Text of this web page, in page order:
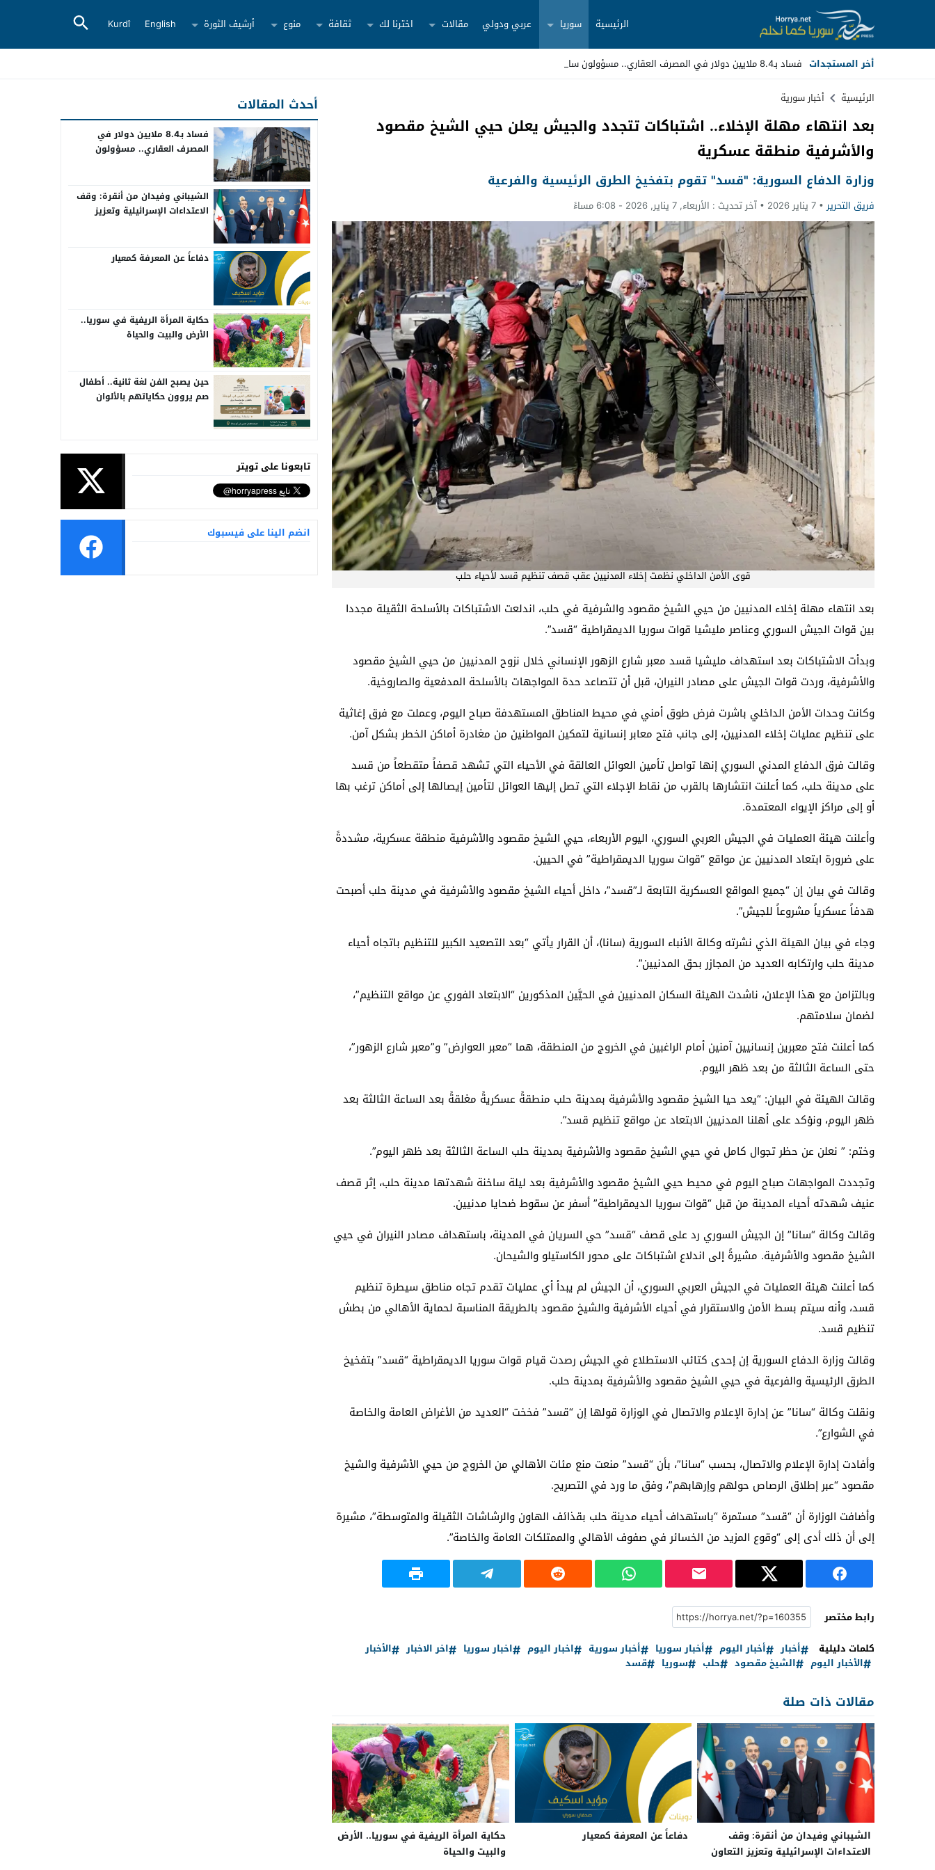
الرئيسية سوريا عربي ودولي مقالات اخترنا لك ثقافة منوع أرشيف الثورة English
Kurdî
أخر المستجدات فساد بـ8.4 ملايين دولار في المصرف العقاري.. مسؤولون سابقون أمام _
Stop
Previous
Next
الرئيسية أخبار سورية
بعد انتهاء مهلة الإخلاء.. اشتباكات تتجدد والجيش يعلن حيي الشيخ مقصود
والأشرفية منطقة عسكرية
وزارة الدفاع السورية: "قسد" تقوم بتفخيخ الطرق الرئيسية والفرعية
فريق التحرير 7 يناير 2026 آخر تحديث : الأربعاء, 7 يناير, 2026 - 6:08 مساءً
قوى الأمن الداخلي نظمت إخلاء المدنيين عقب قصف تنظيم قسد لأحياء حلب
بعد انتهاء مهلة إخلاء المدنيين من حيي الشيخ مقصود والشرفية في حلب، اندلعت الاشتباكات بالأسلحة الثقيلة مجددا
بين قوات الجيش السوري وعناصر مليشيا قوات سوريا الديمقراطية “قسد”.
وبدأت الاشتباكات بعد استهداف مليشيا قسد معبر شارع الزهور الإنساني خلال نزوح المدنيين من حيي الشيخ مقصود
والأشرفية، وردت قوات الجيش على مصادر النيران، قبل أن تتصاعد حدة المواجهات بالأسلحة المدفعية والصاروخية.
وكانت وحدات الأمن الداخلي باشرت فرض طوق أمني في محيط المناطق المستهدفة صباح اليوم، وعملت مع فرق إغاثية
على تنظيم عمليات إخلاء المدنيين، إلى جانب فتح معابر إنسانية لتمكين المواطنين من مغادرة أماكن الخطر بشكل آمن.
وقالت فرق الدفاع المدني السوري إنها تواصل تأمين العوائل العالقة في الأحياء التي تشهد قصفاً متقطعاً من قسد
على مدينة حلب، كما أعلنت انتشارها بالقرب من نقاط الإجلاء التي تصل إليها العوائل لتأمين إيصالها إلى أماكن ترغب بها
أو إلى مراكز الإيواء المعتمدة.
وأعلنت هيئة العمليات في الجيش العربي السوري، اليوم الأربعاء، حيي الشيخ مقصود والأشرفية منطقة عسكرية، مشددةً
على ضرورة ابتعاد المدنيين عن مواقع “قوات سوريا الديمقراطية” في الحيين.
وقالت في بيان إن “جميع المواقع العسكرية التابعة لـ”قسد”، داخل أحياء الشيخ مقصود والأشرفية في مدينة حلب أصبحت
هدفاً عسكرياً مشروعاً للجيش”.
وجاء في بيان الهيئة الذي نشرته وكالة الأنباء السورية (سانا)، أن القرار يأتي “بعد التصعيد الكبير للتنظيم باتجاه أحياء
مدينة حلب وارتكابه العديد من المجازر بحق المدنيين”.
وبالتزامن مع هذا الإعلان، ناشدت الهيئة السكان المدنيين في الحيَّين المذكورين “الابتعاد الفوري عن مواقع التنظيم”،
لضمان سلامتهم.
كما أعلنت فتح معبرين إنسانيين آمنين أمام الراغبين في الخروج من المنطقة، هما “معبر العوارض” و”معبر شارع الزهور”،
حتى الساعة الثالثة من بعد ظهر اليوم.
وقالت الهيئة في البيان: “يعد حيا الشيخ مقصود والأشرفية بمدينة حلب منطقةً عسكريةً مغلقةً بعد الساعة الثالثة بعد
ظهر اليوم، ونؤكد على أهلنا المدنيين الابتعاد عن مواقع تنظيم قسد”.
وختم: ” نعلن عن حظر تجوال كامل في حيي الشيخ مقصود والأشرفية بمدينة حلب الساعة الثالثة بعد ظهر اليوم”.
وتجددت المواجهات صباح اليوم في محيط حيي الشيخ مقصود والأشرفية بعد ليلة ساخنة شهدتها مدينة حلب، إثر قصف
عنيف شهدته أحياء المدينة من قبل “قوات سوريا الديمقراطية” أسفر عن سقوط ضحايا مدنيين.
وقالت وكالة “سانا” إن الجيش السوري رد على قصف “قسد” حي السريان في المدينة، باستهداف مصادر النيران في حيي
الشيخ مقصود والأشرفية. مشيرةً إلى اندلاع اشتباكات على محور الكاستيلو والشيحان.
كما أعلنت هيئة العمليات في الجيش العربي السوري، أن الجيش لم يبدأ أي عمليات تقدم تجاه مناطق سيطرة تنظيم
قسد، وأنه سيتم بسط الأمن والاستقرار في أحياء الأشرفية والشيخ مقصود بالطريقة المناسبة لحماية الأهالي من بطش
تنظيم قسد.
وقالت وزارة الدفاع السورية إن إحدى كتائب الاستطلاع في الجيش رصدت قيام قوات سوريا الديمقراطية “قسد” بتفخيخ
الطرق الرئيسية والفرعية في حيي الشيخ مقصود والأشرفية بمدينة حلب.
ونقلت وكالة “سانا” عن إدارة الإعلام والاتصال في الوزارة قولها إن “قسد” فخخت “العديد من الأغراض العامة والخاصة
في الشوارع”.
وأفادت إدارة الإعلام والاتصال، بحسب “سانا”، بأن “قسد” منعت منع مئات الأهالي من الخروج من حيي الأشرفية والشيخ
مقصود “عبر إطلاق الرصاص حولهم وإرهابهم”، وفق ما ورد في التصريح.
وأضافت الوزارة أن “قسد” مستمرة “باستهداف أحياء مدينة حلب بقذائف الهاون والرشاشات الثقيلة والمتوسطة”، مشيرة
إلى أن ذلك أدى إلى “وقوع المزيد من الخسائر في صفوف الأهالي والممتلكات العامة والخاصة”.
رابط مختصر
كلمات دليلية
أخبار أخبار اليوم أخبار سوريا أخبار سورية اخبار اليوم اخبار سوريا اخر الاخبار
الأخبار
الأخبار اليوم
الشيخ مقصود حلب سوريا قسد
مقالات ذات صلة
الشيباني وفيدان من أنقرة: وقف
الاعتداءات الإسرائيلية وتعزيز التعاون
دفاعاً عن المعرفة كمعيار
حكاية المرأة الريفية في سوريا.. الأرض
والبيت والحياة
أحدث المقالات
فساد بـ8.4 ملايين دولار في
المصرف العقاري.. مسؤولون
الشيباني وفيدان من أنقرة: وقف
الاعتداءات الإسرائيلية وتعزيز
دفاعاً عن المعرفة كمعيار
حكاية المرأة الريفية في سوريا..
الأرض والبيت والحياة
حين يصبح الفن لغة ثانية.. أطفال
صم يروون حكاياتهم بالألوان
انضم الينا على فيسبوك
تابعونا على تويتر